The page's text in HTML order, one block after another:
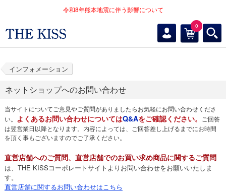
令和8年熊本地震に伴う影響について
0
インフォメーション
ネットショップへのお問い合わせ
当サイトについてご意見やご質問がありましたらお気軽にお問い合わせくださ
い。 よくあるお問い合わせについてはQ&Aをご確認ください。
ご回答
は翌営業日以降となります。内容によっては、ご回答差し上げるまでにお時間
を頂く事もございますのでご了承ください。
直営店舗へのご質問、直営店舗でのお買い求め商品に関するご質問
は、THE KISSコーポレートサイトよりお問い合わせをお願いいたしま
す。
直営店舗に関するお問い合わせはこちら